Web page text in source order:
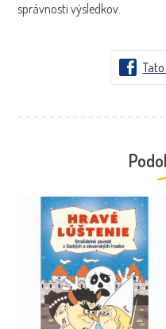
správnosti výsledkov.